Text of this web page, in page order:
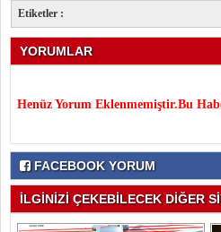
Etiketler :
YORUMLAR
Henüz Yorum Eklenmemiştir.Bu
FACEBOOK YORUM
İLGİNİZİ ÇEKEBİLECEK DİĞER